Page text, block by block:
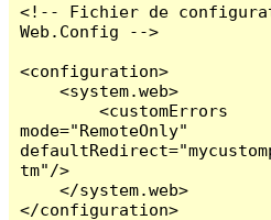
<!-- Fichier de
Web.Config -->
<configuration>
    <system.web>
        <customErrors
mode="RemoteOnly"
tm"/>
    </system.web>
</configuration>